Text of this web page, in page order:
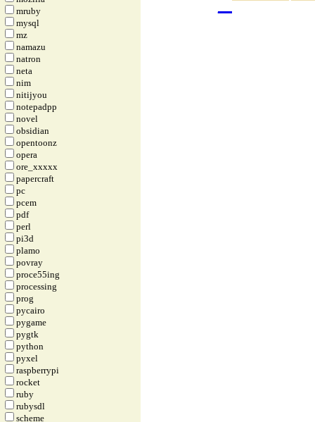
mruby
mysql
mz
namazu
natron
neta
nim
nitijyou
notepadpp
novel
obsidian
opentoonz
opera
ore_xxxxx
papercraft
pc
pcem
pdf
perl
pi3d
plamo
povray
proce55ing
processing
prog
pycairo
pygame
pygtk
python
pyxel
raspberrypi
rocket
ruby
rubysdl
scheme